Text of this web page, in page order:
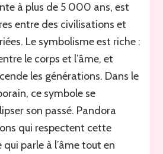
à plus de 5 000 ans, est
entre des civilisations et
Le symbolisme est riche :
le corps et l’âme, et
les générations. Dans le
ce symbole se
son passé. Pandora
qui respectent cette
parle à l’âme tout en